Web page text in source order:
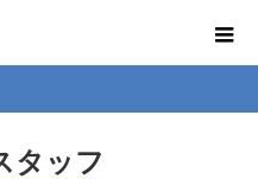
タッフ